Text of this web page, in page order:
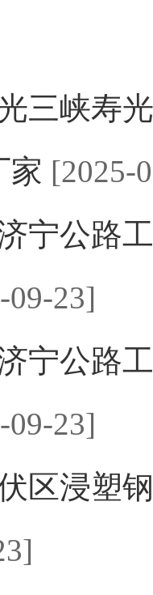
三峡寿
家 [2025-
宁公路
09-23]
宁公路
09-23]
区浸塑